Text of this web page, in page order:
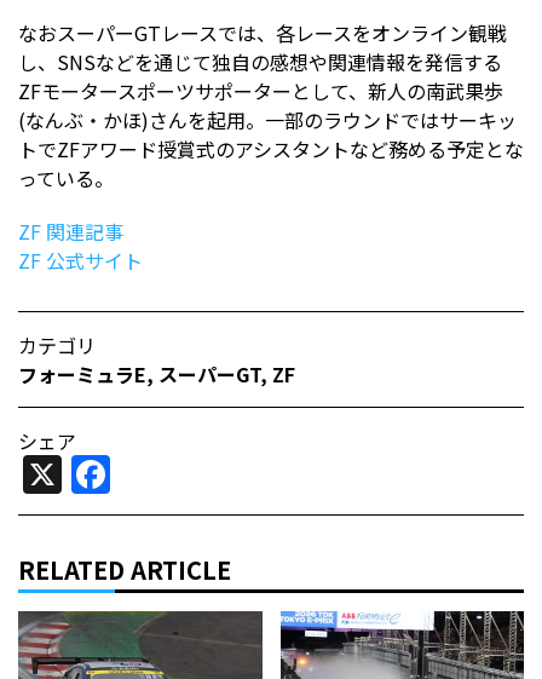
なおスーパーGTレースでは、各レースをオンライン観戦
し、SNSなどを通じて独自の感想や関連情報を発信する
ZFモータースポーツサポーターとして、新人の南武果歩
(なんぶ・かほ)さんを起用。一部のラウンドではサーキッ
トでZFアワード授賞式のアシスタントなど務める予定とな
っている。
ZF 関連記事
ZF 公式サイト
カテゴリ
フォーミュラE, スーパーGT, ZF
シェア
X
RELATED ARTICLE